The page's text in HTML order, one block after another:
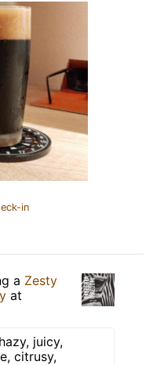
in
a Zesty
at
juicy,
citrusy,